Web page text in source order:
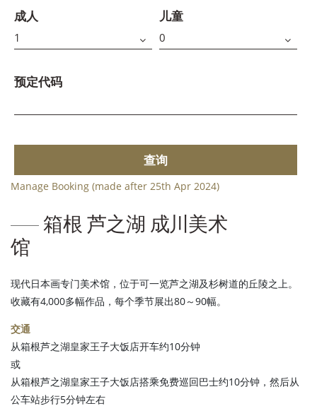
成人 儿童
预定代码
查询
Manage Booking (made after 25th Apr 2024)
箱根 芦之湖 成川美术
馆
现代日本画专门美术馆，位于可一览芦之湖及杉树道的丘陵之上。
收藏有4,000多幅作品，每个季节展出80～90幅。
交通
从箱根芦之湖皇家王子大饭店开车约10分钟
或
从箱根芦之湖皇家王子大饭店搭乘免费巡回巴士约10分钟，然后从
公车站步行5分钟左右